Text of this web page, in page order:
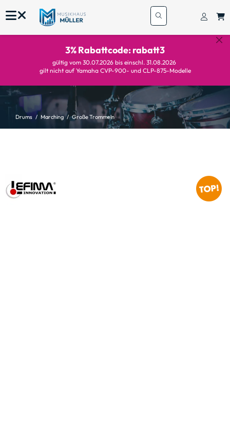
3% Rabattcode: rabatt3
gültig vom 30.07.2026 bis einschl. 31.08.2026
gilt nicht auf Yamaha CVP-900- und CLP-875-Modelle
Drums Marching Große Trommeln